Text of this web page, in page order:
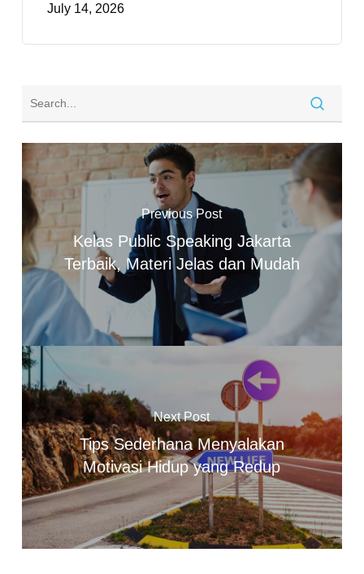
July 14, 2026
Previous Post
Kelas Public Speaking Jakarta
Terbaik, Materi Jelas dan Mudah
Next Post
Tips Sederhana Menyalakan
Motivasi Hidup yang Redup